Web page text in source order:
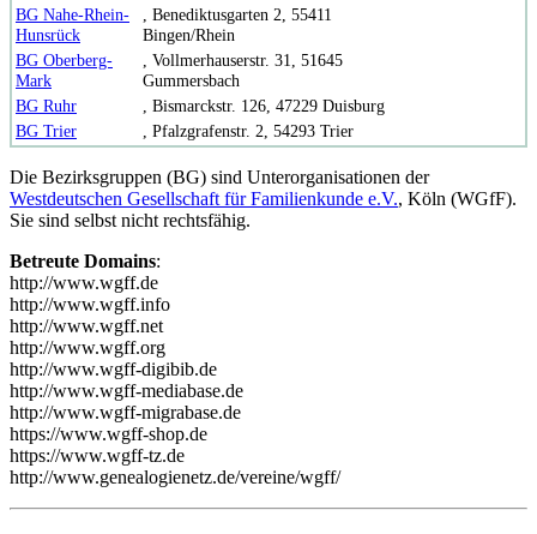
BG Nahe-Rhein-
Hunsrück
, Benediktusgarten 2, 55411
Bingen/Rhein
BG Oberberg-
Mark
, Vollmerhauserstr. 31, 51645
Gummersbach
BG Ruhr
, Bismarckstr. 126, 47229 Duisburg
BG Trier
, Pfalzgrafenstr. 2, 54293 Trier
Die Bezirksgruppen (BG) sind Unterorganisationen der
Westdeutschen Gesellschaft für Familienkunde e.V., Köln (WGfF).
Sie sind selbst nicht rechtsfähig.
Betreute Domains:
http://www.wgff.de
http://www.wgff.info
http://www.wgff.net
http://www.wgff.org
http://www.wgff-digibib.de
http://www.wgff-mediabase.de
http://www.wgff-migrabase.de
https://www.wgff-shop.de
https://www.wgff-tz.de
http://www.genealogienetz.de/vereine/wgff/